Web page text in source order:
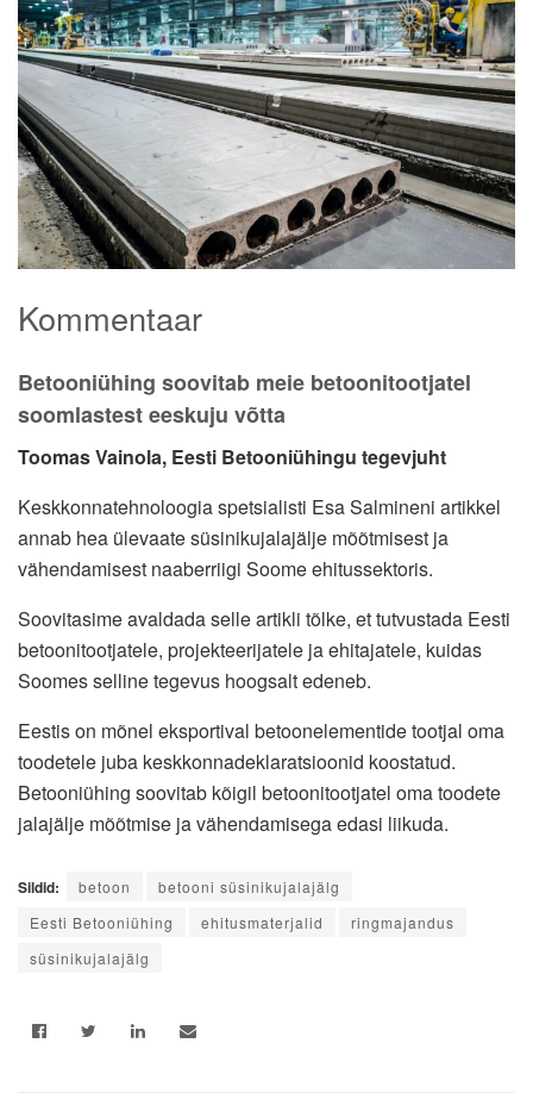
Kommentaar
Betooniühing soovitab meie betoonitootjatel
soomlastest eeskuju võtta
Toomas Vainola, Eesti Betooniühingu tegevjuht
Keskkonnatehnoloogia spetsialisti Esa Salmineni artikkel
annab hea ülevaate süsinikujalajälje mõõtmisest ja
vähendamisest naaberriigi Soome ehitussektoris.
Soovitasime avaldada selle artikli tõlke, et tutvustada Eesti
betoonitootjatele, projekteerijatele ja ehitajatele, kuidas
Soomes selline tegevus hoogsalt edeneb.
Eestis on mõnel eksportival betoonelementide tootjal oma
toodetele juba keskkonnadeklaratsioonid koostatud.
Betooniühing soovitab kõigil betoonitootjatel oma toodete
jalajälje mõõtmise ja vähendamisega edasi liikuda.
Sildid: betoon
betooni süsinikujalajälg
Eesti Betooniühing
ehitusmaterjalid
ringmajandus
süsinikujalajälg